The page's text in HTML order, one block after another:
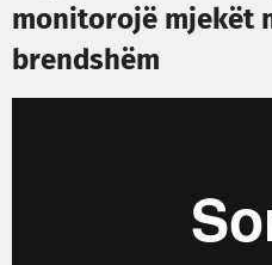
monitorojë mjekët
brendshëm